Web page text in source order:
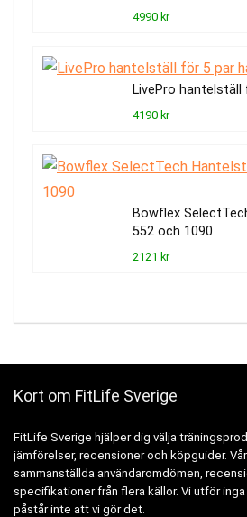
4990 kr
LivePro
4190 kr
Bowflex
552 och 1090
2121 kr
Kort om FitLife Sverige
FitLife Sverige hjälper dig välja
jämförelser, recensioner och köpguider.
sammanställda användaromdömen,
specifikationer från flera källor. Vi utför
påstår inte att vi gör det.